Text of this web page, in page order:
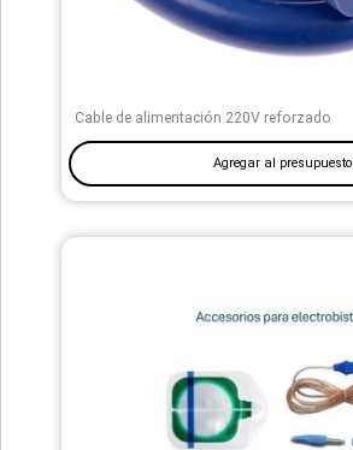
Cable de alimentación 220V reforzado
Agregar al presupuesto